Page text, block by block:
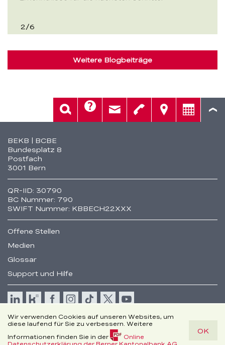
Cookie
Disclaimer
Wir verwenden Cookies auf unseren Websites, um
diese laufend für Sie zu verbessern. Weitere
Informationen finden Sie in der
Online
OK
3/6
Weitere Blogbeiträge
Fusszeile
BEKB | BCBE
Bundesplatz 8
Postfach
3001 Bern
QR-IID: 30790
BC Nummer: 790
SWIFT Nummer: KBBECH22XXX
Offene Stellen
Medien
Glossar
Support und Hilfe
Rechtliche Hinweise